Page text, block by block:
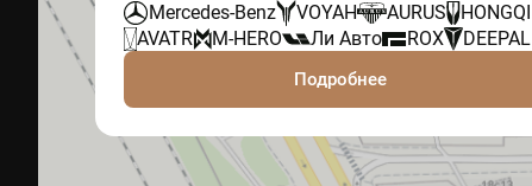
Mercedes-Benz
VOYAH AURUS
HONGQI
AVATR
M-HERO Ли Авто ROX DEEPAL
Подробнее